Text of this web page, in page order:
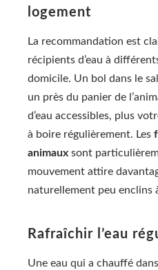
logement
La recommandation est
récipients d’eau à
domicile. Un bol dans le
un près du panier de
d’eau accessibles, plus
à boire régulièrement. Les
animaux sont
mouvement attire
naturellement peu enclins
Rafraîchir l’eau
Une eau qui a chauffé